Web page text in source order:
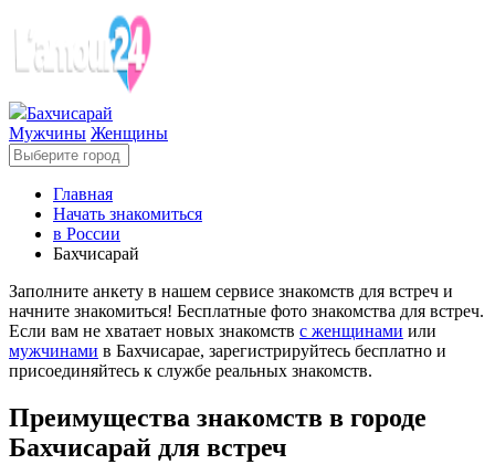
Бахчисарай
Мужчины Женщины
Главная
Начать знакомиться
в России
Бахчисарай
Заполните анкету в нашем сервисе знакомств для встреч и
начните знакомиться! Бесплатные фото знакомства для встреч.
Если вам не хватает новых знакомств с женщинами или
мужчинами в Бахчисарае, зарегистрируйтесь бесплатно и
присоединяйтесь к службе реальных знакомств.
Преимущества знакомств в городе
Бахчисарай для встреч